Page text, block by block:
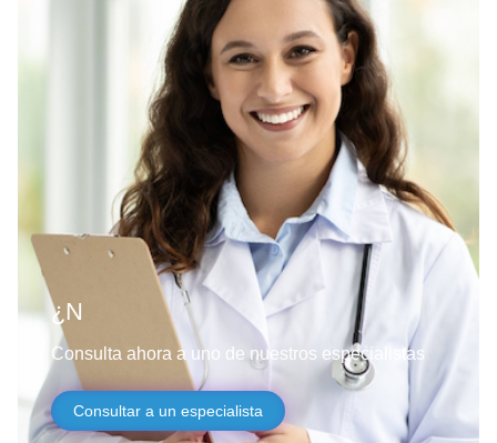
¿Necesitas ayuda?
Consulta ahora a uno de nuestros especialistas
Consultar a un especialista